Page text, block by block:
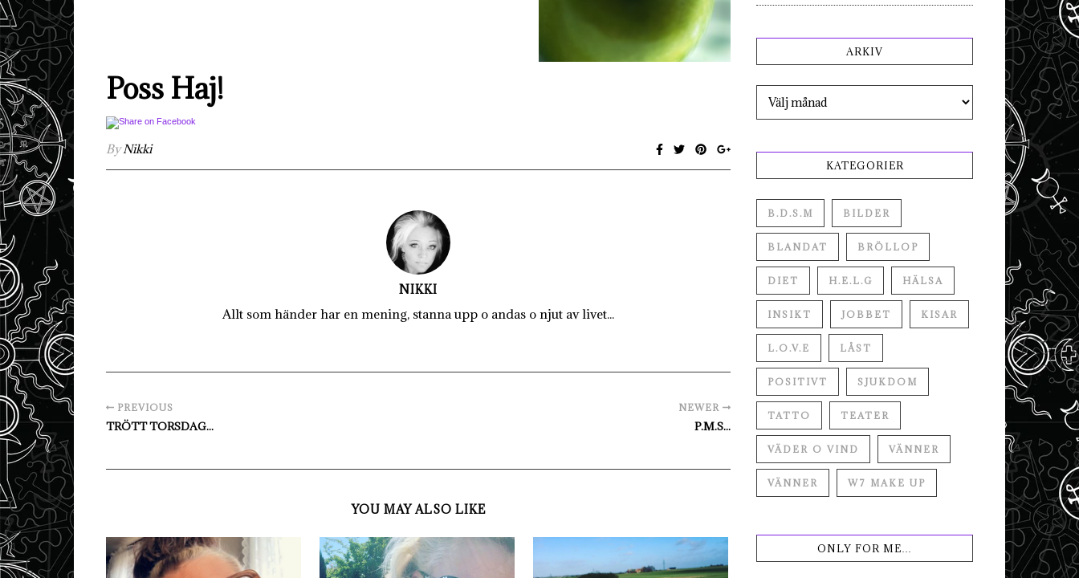
Poss Haj!
ByNikki
NIKKI
Allt som händer har en mening, stanna upp o andas o njut av livet...
PREVIOUS
TRÖTT TORSDAG...
NEWER
P.M.S...
YOU MAY ALSO LIKE
ARKIV
Arkiv
KATEGORIER
B.D.S.M BILDER
BLANDAT BRÖLLOP
DIET H.E.L.G HÄLSA
INSIKT JOBBET KISAR
L.O.V.E LÅST
POSITIVT SJUKDOM
TATTO TEATER
VÄDER O VIND VÄNNER
VÄNNER W7 MAKE UP
ONLY FOR ME…